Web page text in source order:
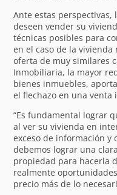
Ante estas
deseen vender su
técnicas posibles para
en el caso de la
oferta de muy similares
Inmobiliaria, la mayor
bienes inmuebles,
el flechazo en una venta
“Es fundamental lograr
al ver su vivienda en
exceso de información
debemos lograr una
propiedad para hacerla
realmente
precio más de lo